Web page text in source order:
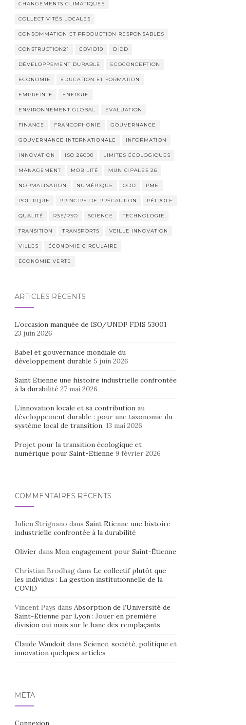
CHANGEMENTS CLIMATIQUES
COLLECTIVITÉS LOCALES
CONSOMMATION ET PRODUCTION RESPONSABLES
CONSTRUCTION21 COVID19 DIDD
DÉVELOPPEMENT DURABLE ECOCONCEPTION
ECONOMIE EDUCATION ET FORMATION
EMPREINTE ENERGIE
ENVIRONNEMENT GLOBAL EVALUATION
FINANCE FRANCOPHONIE GOUVERNANCE
GOUVERNANCE INTERNATIONALE INFORMATION
INNOVATION ISO 26000 LIMITES ÉCOLOGIQUES
MANAGEMENT MOBILITÉ MUNICIPALES 26
NORMALISATION NUMÉRIQUE ODD PME
POLITIQUE PRINCIPE DE PRÉCAUTION PÉTROLE
QUALITÉ RSE/RSO SCIENCE TECHNOLOGIE
TRANSITION TRANSPORTS VEILLE INNOVATION
VILLES ÉCONOMIE CIRCULAIRE
ÉCONOMIE VERTE
ARTICLES RÉCENTS
L’occasion manquée de ISO/UNDP FDIS 53001
23 juin 2026
Babel et gouvernance mondiale du
développement durable 5 juin 2026
Saint Etienne une histoire industrielle confrontée
à la durabilité 27 mai 2026
L’innovation locale et sa contribution au
développement durable : pour une taxonomie du
système local de transition. 13 mai 2026
Projet pour la transition écologique et
numérique pour Saint-Etienne 9 février 2026
COMMENTAIRES RÉCENTS
Julien Strignano dans Saint Etienne une histoire
industrielle confrontée à la durabilité
Olivierdans Mon engagement pour Saint-Étienne
Christian Brodhagdans Le collectif plutôt que
les individus : La gestion institutionnelle de la
COVID
Vincent Pays dans Absorption de l’Université de
Saint-Etienne par Lyon : Jouer en première
division oui mais sur le banc des remplaçants
Claude Waudoitdans Science, société, politique et
innovation quelques articles
MÉTA
Connexion